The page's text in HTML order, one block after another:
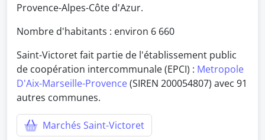
Provence-Alpes-Côte d'Azur.
Nombre d'habitants : environ 6 660
Saint-Victoret fait partie de l'établissement public
de coopération intercommunale (EPCI) : Metropole
D'Aix-Marseille-Provence(SIREN 200054807) avec 91
autres communes.
Marchés Saint-Victoret